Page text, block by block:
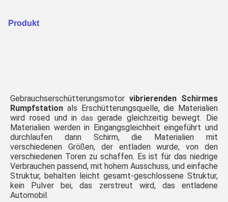
Produkt
Gebrauchserschütterungsmotor vibrierenden Schirmes
Rumpfstation als Erschütterungsquelle, die Materialien
wird rosed und in das gerade gleichzeitig bewegt. Die
Materialien werden in Eingangsgleichheit eingeführt und
durchlaufen dann Schirm, die Materialien mit
verschiedenen Größen, der entladen wurde, von den
verschiedenen Toren zu schaffen. Es ist für das niedrige
Verbrauchen passend, mit hohem Ausschuss, und einfache
Struktur, behalten leicht gesamt-geschlossene Struktur,
kein Pulver bei, das zerstreut wird, das entladene
Automobil.